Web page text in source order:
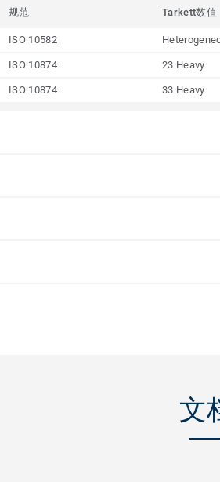
规范 Tarkett数值
ISO 10582
ISO 10874 23 Heavy
ISO 10874 33 Heavy
文